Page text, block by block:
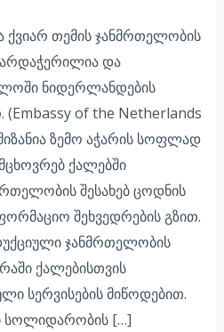
ქვიარ თემის ჯანმრთელობის
და
ნიდერლანდების
(Embassy of the Netherlands
ზემო აჭარის სოფლად
ქალებში
შესახებ ცოდნის
შეხვედრების გზით.
ჯანმრთელობის
ქალებისთვის
სერვისების მიწოდებით.
სოლიდარობის […]